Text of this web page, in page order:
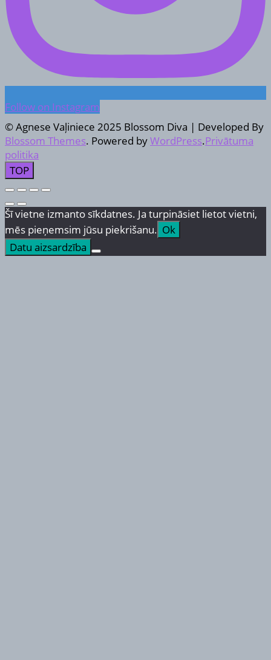
Follow on Instagram
© Agnese Vaļiniece 2025 Blossom Diva | Developed By
Blossom Themes. Powered byWordPress.Privātuma
politika
TOP
Šī vietne izmanto sīkdatnes. Ja turpināsiet lietot vietni,
mēs pieņemsim jūsu piekrišanu. Ok
Datu aizsardzība